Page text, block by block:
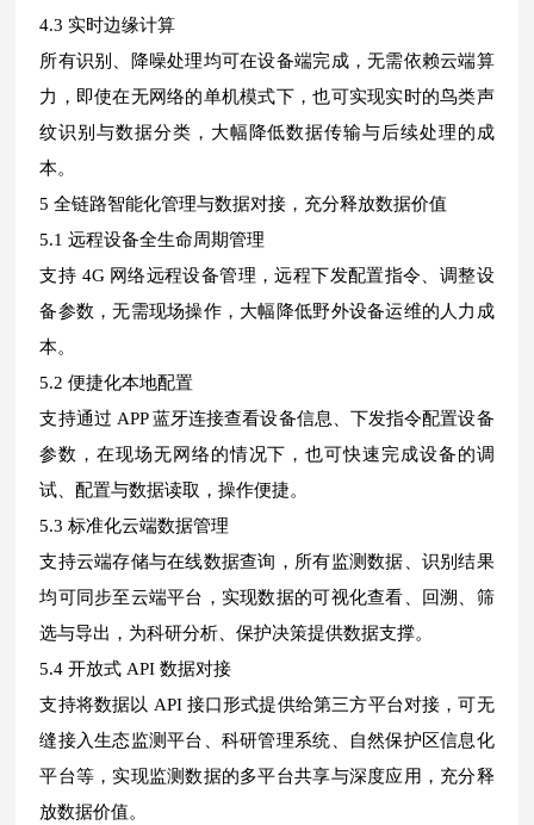
4.3 实时边缘计算
所有识别、降噪处理均可在设备端完成，无需依赖云端算
力，即使在无网络的单机模式下，也可实现实时的鸟类声
纹识别与数据分类，大幅降低数据传输与后续处理的成
本。
5 全链路智能化管理与数据对接，充分释放数据价值
5.1 远程设备全生命周期管理
支持 4G 网络远程设备管理，远程下发配置指令、调整设
备参数，无需现场操作，大幅降低野外设备运维的人力成
本。
5.2 便捷化本地配置
支持通过 APP 蓝牙连接查看设备信息、下发指令配置设备
参数，在现场无网络的情况下，也可快速完成设备的调
试、配置与数据读取，操作便捷。
5.3 标准化云端数据管理
支持云端存储与在线数据查询，所有监测数据、识别结果
均可同步至云端平台，实现数据的可视化查看、回溯、筛
选与导出，为科研分析、保护决策提供数据支撑。
5.4 开放式 API 数据对接
支持将数据以 API 接口形式提供给第三方平台对接，可无
缝接入生态监测平台、科研管理系统、自然保护区信息化
平台等，实现监测数据的多平台共享与深度应用，充分释
放数据价值。